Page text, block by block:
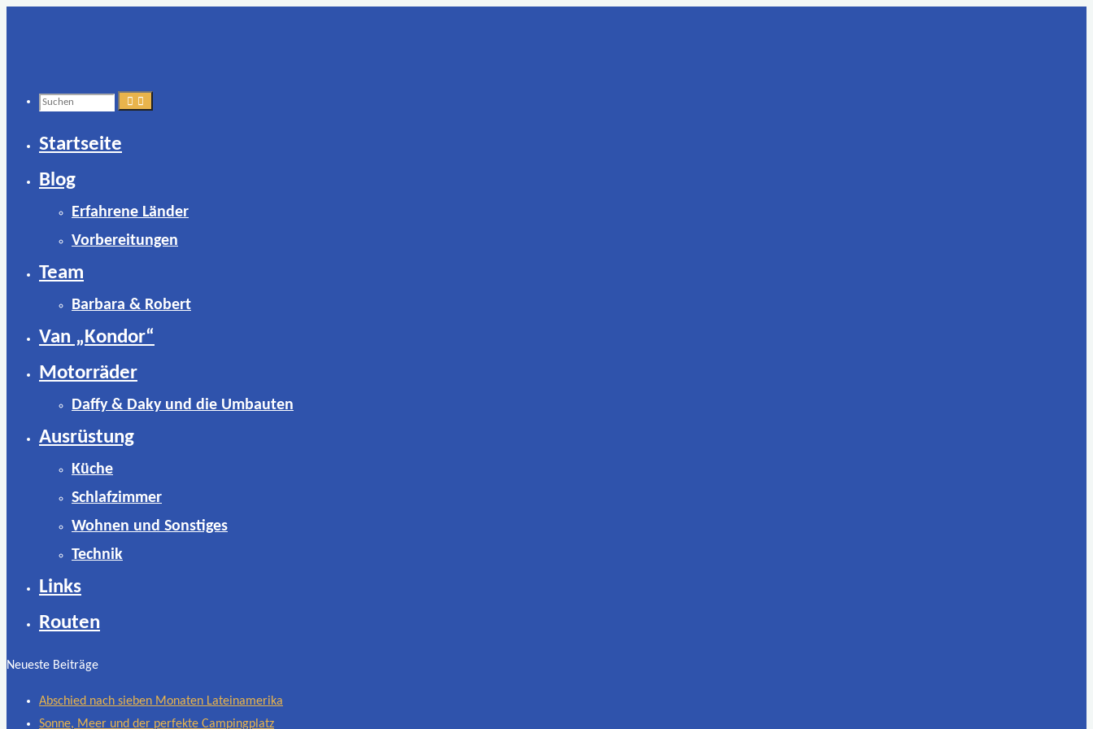
Suchen
nach:
Startseite
Blog
Erfahrene Länder
Vorbereitungen
Team
Barbara & Robert
Van „Kondor“
Motorräder
Daffy & Daky und die Umbauten
Ausrüstung
Küche
Schlafzimmer
Wohnen und Sonstiges
Technik
Links
Routen
Neueste Beiträge
Abschied nach sieben Monaten Lateinamerika
Sonne, Meer und der perfekte Campingplatz